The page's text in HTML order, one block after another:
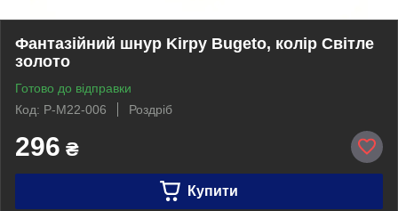
Фантазійний шнур Kirpy Bugeto, колір Світле
золото
Готово до відправки
Код: P-M22-006
Роздріб
296 ₴
Купити